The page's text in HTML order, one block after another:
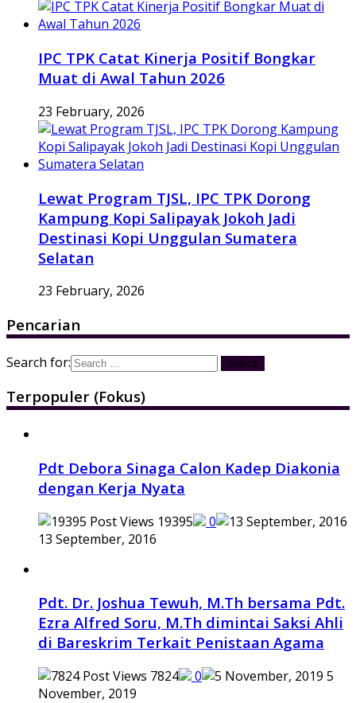
IPC TPK Catat Kinerja Positif Bongkar
Muat di Awal Tahun 2026
23 February, 2026
Lewat Program TJSL, IPC TPK Dorong
Kampung Kopi Salipayak Jokoh Jadi
Destinasi Kopi Unggulan Sumatera
Selatan
23 February, 2026
Pencarian
Search for:
Terpopuler (Fokus)
Pdt Debora Sinaga Calon Kadep Diakonia
dengan Kerja Nyata
19395
0
13 September, 2016
Pdt. Dr. Joshua Tewuh, M.Th bersama Pdt.
Ezra Alfred Soru, M.Th dimintai Saksi Ahli
di Bareskrim Terkait Penistaan Agama
7824 0
5
November, 2019